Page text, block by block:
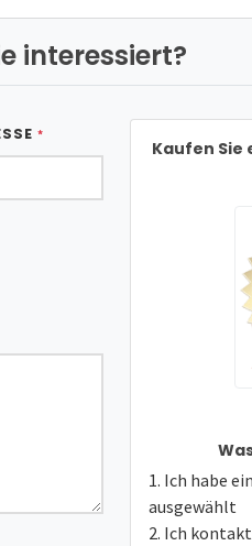
interessiert?
*
Kaufen Sie
Ich habe
ausgewählt
Ich